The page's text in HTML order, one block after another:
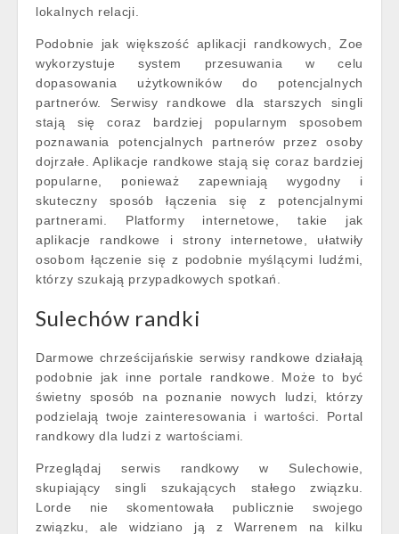
lokalnych relacji.
Podobnie jak większość aplikacji randkowych, Zoe
wykorzystuje system przesuwania w celu
dopasowania użytkowników do potencjalnych
partnerów. Serwisy randkowe dla starszych singli
stają się coraz bardziej popularnym sposobem
poznawania potencjalnych partnerów przez osoby
dojrzałe. Aplikacje randkowe stają się coraz bardziej
popularne, ponieważ zapewniają wygodny i
skuteczny sposób łączenia się z potencjalnymi
partnerami. Platformy internetowe, takie jak
aplikacje randkowe i strony internetowe, ułatwiły
osobom łączenie się z podobnie myślącymi ludźmi,
którzy szukają przypadkowych spotkań.
Sulechów randki
Darmowe chrześcijańskie serwisy randkowe działają
podobnie jak inne portale randkowe. Może to być
świetny sposób na poznanie nowych ludzi, którzy
podzielają twoje zainteresowania i wartości. Portal
randkowy dla ludzi z wartościami.
Przeglądaj serwis randkowy w Sulechowie,
skupiający singli szukających stałego związku.
Lorde nie skomentowała publicznie swojego
związku, ale widziano ją z Warrenem na kilku